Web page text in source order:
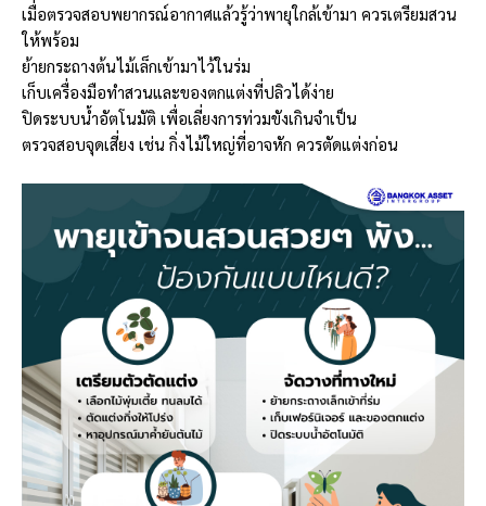
เมื่อตรวจสอบพยากรณ์อากาศแล้วรู้ว่าพายุใกล้เข้ามา ควรเตรียมสวน
ให้พร้อม
ย้ายกระถางต้นไม้เล็กเข้ามาไว้ในร่ม
เก็บเครื่องมือทำสวนและของตกแต่งที่ปลิวได้ง่าย
ปิดระบบน้ำอัตโนมัติ เพื่อเลี่ยงการท่วมขังเกินจำเป็น
ตรวจสอบจุดเสี่ยง เช่น กิ่งไม้ใหญ่ที่อาจหัก ควรตัดแต่งก่อน